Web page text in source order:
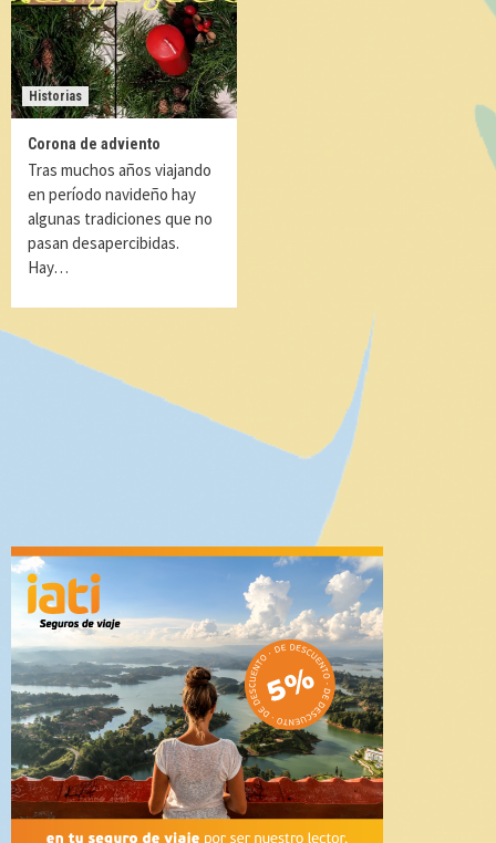
Historias
Corona de adviento
Tras muchos años viajando
en período navideño hay
algunas tradiciones que no
pasan desapercibidas.
Hay…